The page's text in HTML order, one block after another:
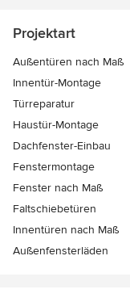
Projektart
Außentüren nach Maß
Innentür-Montage
Türreparatur
Haustür-Montage
Dachfenster-Einbau
Fenstermontage
Fenster nach Maß
Faltschiebetüren
Innentüren nach Maß
Außenfensterläden